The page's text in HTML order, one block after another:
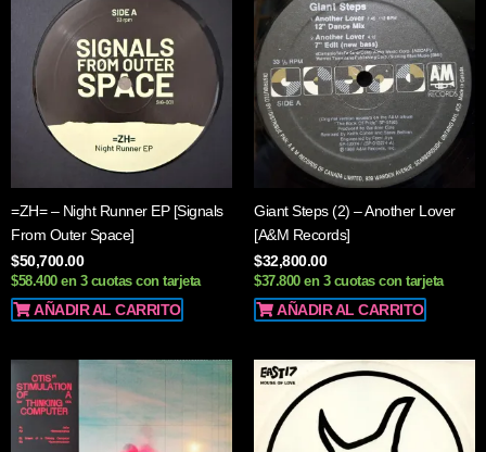
=ZH= – Night Runner EP [Signals
From Outer Space]
$50,700.00
$58.400 en 3 cuotas con tarjeta
AÑADIR AL CARRITO
Giant Steps (2) – Another Lover
[A&M Records]
$32,800.00
$37.800 en 3 cuotas con tarjeta
AÑADIR AL CARRITO